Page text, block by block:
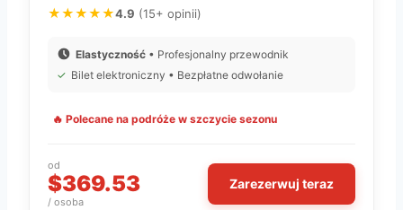
★★★★★4.9 (15+ opinii)
Elastyczność • Profesjonalny przewodnik
✓ Bilet elektroniczny • Bezpłatne odwołanie
🔥 Polecane na podróże w szczycie sezonu
od
$369.53
/ osoba
Zarezerwuj teraz